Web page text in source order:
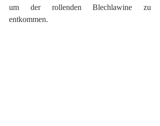
um der rollenden Blechlawine zu
entkommen.